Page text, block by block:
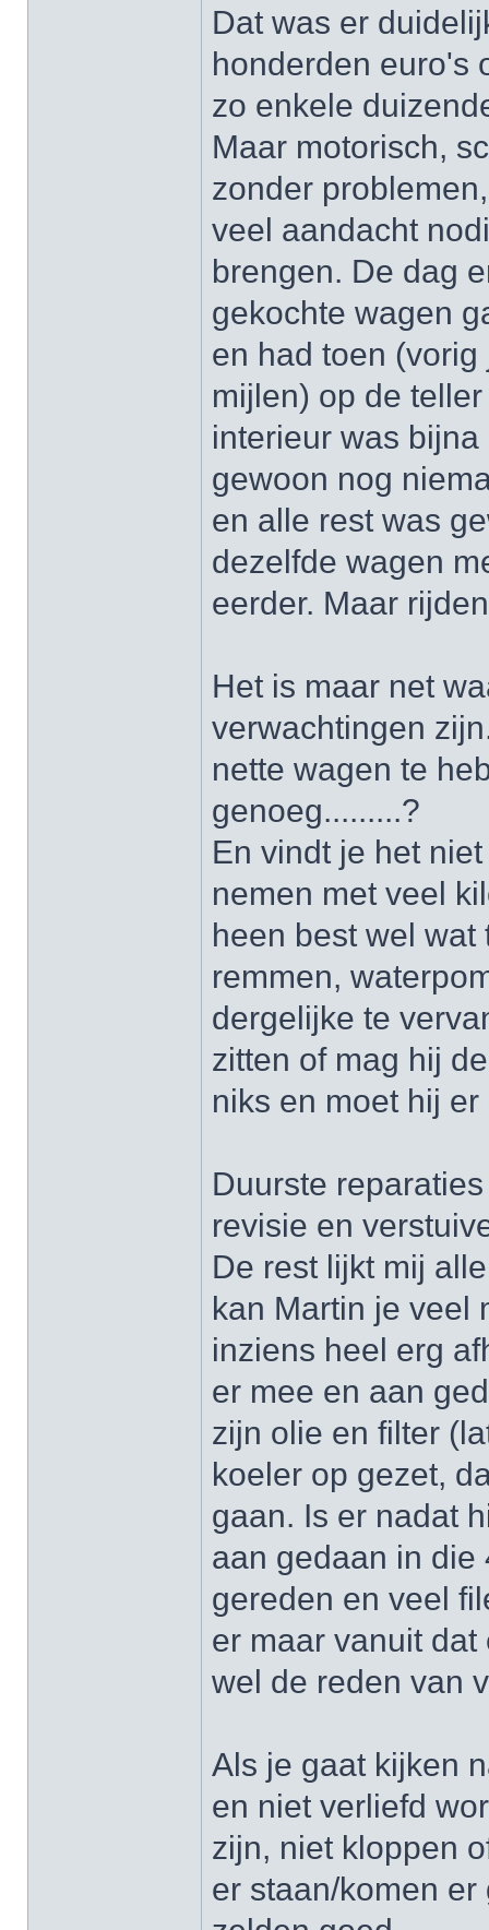
Dat was er
honderden euro's
zo enkele
Maar motorisch,
zonder
veel aandacht
brengen. De dag
gekochte wagen
en had toen
mijlen) op de
interieur was
gewoon nog
en alle rest was
dezelfde wagen
eerder. Maar
Het is maar net
verwachtingen
nette wagen te
genoeg.........?
En vindt je het
nemen met veel
heen best wel
remmen,
dergelijke te
zitten of mag hij
niks en moet hij
Duurste
revisie en
De rest lijkt mij
kan Martin je veel
inziens heel erg
er mee en aan
zijn olie en filter
koeler op gezet,
gaan. Is er nadat
aan gedaan in die
gereden en veel
er maar vanuit
wel de reden van
Als je gaat kijken
en niet verliefd
zijn, niet kloppen
er staan/komen